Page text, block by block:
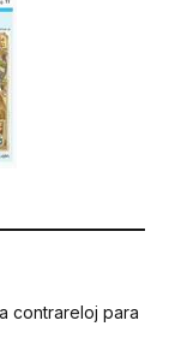
contrareloj para